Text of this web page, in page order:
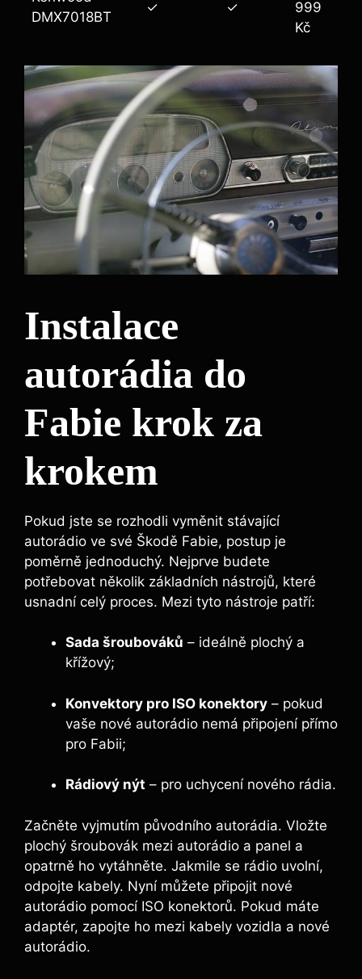
DMX7018BT
✓ ✓
999
Kč
Instalace
autorádia do
Fabie krok za
krokem
Pokud jste se rozhodli vyměnit stávající
autorádio ve své Škodě Fabie, postup je
poměrně jednoduchý. Nejprve budete
potřebovat několik základních nástrojů, které
usnadní celý proces. Mezi tyto nástroje patří:
Sada šroubováků – ideálně plochý a
křížový;
Konvektory pro ISO konektory – pokud
vaše nové autorádio nemá připojení přímo
pro Fabii;
Rádiový nýt – pro uchycení nového rádia.
Začněte vyjmutím původního autorádia. Vložte
plochý šroubovák mezi autorádio a panel a
opatrně ho vytáhněte. Jakmile se rádio uvolní,
odpojte kabely. Nyní můžete připojit nové
autorádio pomocí ISO konektorů. Pokud máte
adaptér, zapojte ho mezi kabely vozidla a nové
autorádio.